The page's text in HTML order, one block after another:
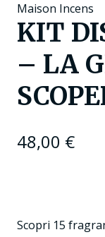
Maison Incens
KIT
– LA
48,00 €
Scopri 15